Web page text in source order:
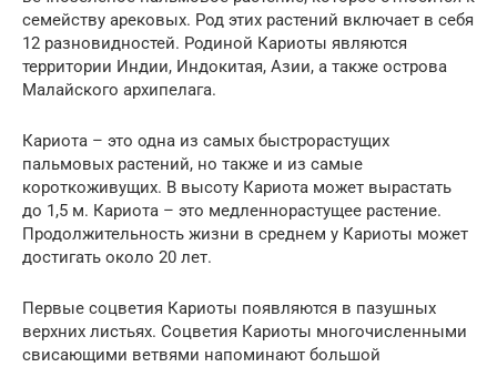
семейству арековых. Род этих растений включает в себя
12 разновидностей. Родиной Кариоты являются
территории Индии, Индокитая, Азии, а также острова
Малайского архипелага.
Кариота – это одна из самых быстрорастущих
пальмовых растений, но также и из самые
короткоживущих. В высоту Кариота может вырастать
до 1,5 м. Кариота – это медленнорастущее растение.
Продолжительность жизни в среднем у Кариоты может
достигать около 20 лет.
Первые соцветия Кариоты появляются в пазушных
верхних листьях. Соцветия Кариоты многочисленными
свисающими ветвями напоминают большой